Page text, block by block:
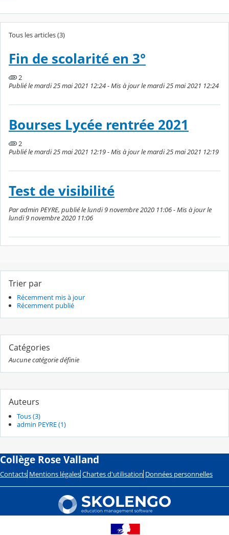
Tous les articles (3)
Fin de scolarité en 3°
2
Publié le mardi 25 mai 2021 12:24 - Mis à jour le mardi 25 mai 2021 12:24
Bourses Lycée rentrée 2021
2
Publié le mardi 25 mai 2021 12:19 - Mis à jour le mardi 25 mai 2021 12:19
Test de visibilité
Par admin PEYRE, publié le lundi 9 novembre 2020 11:06 - Mis à jour le
lundi 9 novembre 2020 11:06
Trier par
Récemment mis à jour
Récemment publié
Catégories
Aucune catégorie définie
Auteurs
Tous (3)
admin PEYRE (1)
Collège Rose Valland
Contacts Mentions légales Chartes d'utilisation Données personnelles